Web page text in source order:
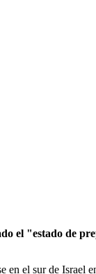
el "estado de
el sur de Israel